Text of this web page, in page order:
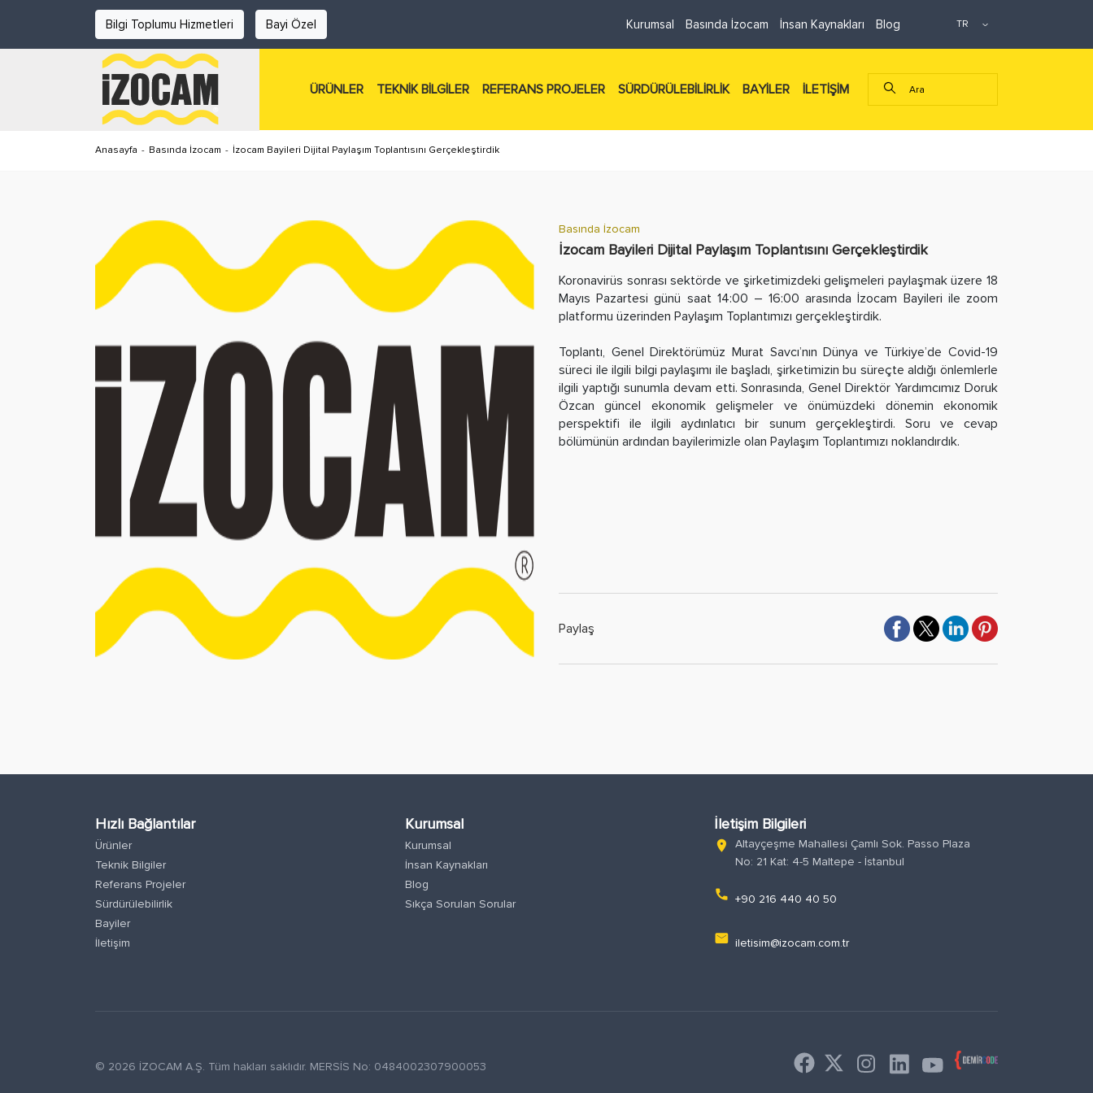
Bilgi Toplumu Hizmetleri Bayi Özel Kurumsal Basında İzocam İnsan Kaynakları Blog
ÜRÜNLER TEKNİK BİLGİLER REFERANS PROJELER SÜRDÜRÜLEBİLİRLİK BAYİLER İLETİŞİM
Anasayfa - Basında İzocam - İzocam Bayileri Dijital Paylaşım Toplantısını Gerçekleştirdik
Basında İzocam
İzocam Bayileri Dijital Paylaşım Toplantısını Gerçekleştirdik
Koronavirüs sonrası sektörde ve şirketimizdeki gelişmeleri paylaşmak üzere 18
Mayıs Pazartesi günü saat 14:00 – 16:00 arasında İzocam Bayileri ile zoom
platformu üzerinden Paylaşım Toplantımızı gerçekleştirdik.
Toplantı, Genel Direktörümüz Murat Savcı’nın Dünya ve Türkiye’de Covid-19
süreci ile ilgili bilgi paylaşımı ile başladı, şirketimizin bu süreçte aldığı önlemlerle
ilgili yaptığı sunumla devam etti. Sonrasında, Genel Direktör Yardımcımız Doruk
Özcan güncel ekonomik gelişmeler ve önümüzdeki dönemin ekonomik
perspektifi ile ilgili aydınlatıcı bir sunum gerçekleştirdi. Soru ve cevap
bölümünün ardından bayilerimizle olan Paylaşım Toplantımızı noklandırdık.
Paylaş
Hızlı Bağlantılar
Ürünler
Teknik Bilgiler
Referans Projeler
Sürdürülebilirlik
Bayiler
İletişim
Kurumsal
Kurumsal
İnsan Kaynakları
Blog
Sıkça Sorulan Sorular
İletişim Bilgileri
location_on
Altayçeşme Mahallesi Çamlı Sok. Passo Plaza
No: 21 Kat: 4-5 Maltepe - İstanbul
phone +90 216 440 40 50
email iletisim@izocam.com.tr
© 2026 İZOCAM A.Ş. Tüm hakları saklıdır. MERSİS No: 0484002307900053